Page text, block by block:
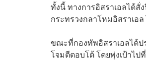
ทั้งนี้ ทางการอิสราเอลได้
กระทรวงกลาโหมอิสราเอ
ขณะที่กองทัพอิสราเอลได้ป
โจมตีตอบโต้ โดยพุ่งเป้าไ